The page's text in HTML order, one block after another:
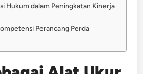
Hukum dalam Peningkatan Kinerja
Perancang Perda